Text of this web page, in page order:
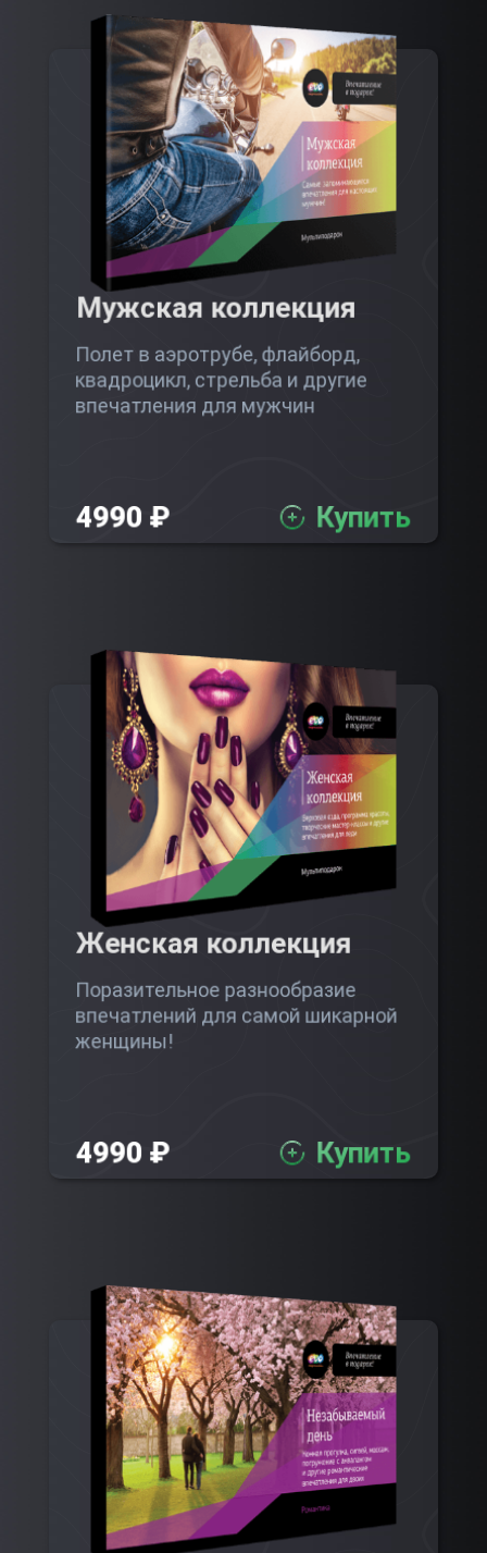
Мужская коллекция
Полет в аэротрубе, флайборд,
квадроцикл, стрельба и другие
впечатления для мужчин
4990 ₽ Купить
Женская коллекция
Поразительное разнообразие
впечатлений для самой шикарной
женщины!
4990 ₽ Купить